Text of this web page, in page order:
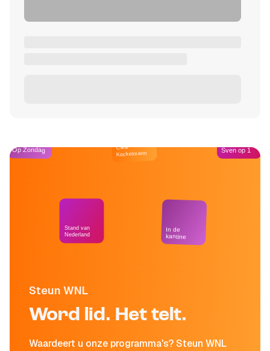
Steun WNL
Word lid. Het telt.
Waardeert u onze programma's? Steun WNL
Op Zondag
Stand van
Nederland
Café
Kockelmann
In de
kantine
Sven op 1